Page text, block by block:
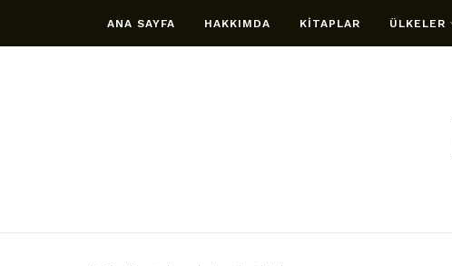
ANA SAYFA HAKKIMDA KİTAPLAR ÜLKELER